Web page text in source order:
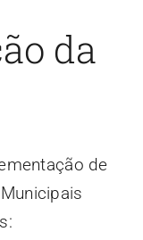
da
de